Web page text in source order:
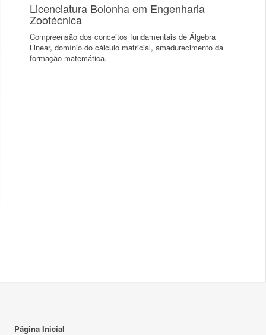
Licenciatura Bolonha em Engenharia
Zootécnica
Compreensão dos conceitos fundamentais de Álgebra
Linear, domínio do cálculo matricial, amadurecimento da
formação matemática.
Página Inicial